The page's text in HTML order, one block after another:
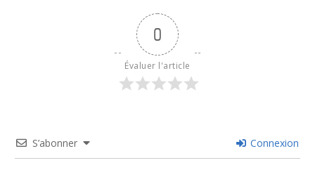
0
Évaluer l'article
S’abonner Connexion